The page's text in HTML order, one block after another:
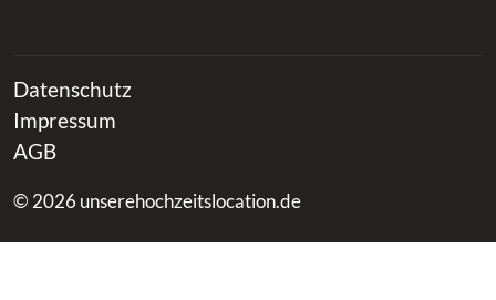
Datenschutz
Impressum
AGB
© 2026 unserehochzeitslocation.de